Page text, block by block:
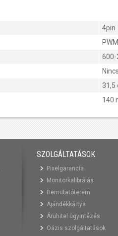
4pin
PWM
600-
Nincs
31,5
140
SZOLGÁLTATÁSOK
Pixelgarancia
Monitorkalibrálás
Bemutatóterem
Ajándékkártya
Áruhitel ügyintézés
Oázis szolgáltatások